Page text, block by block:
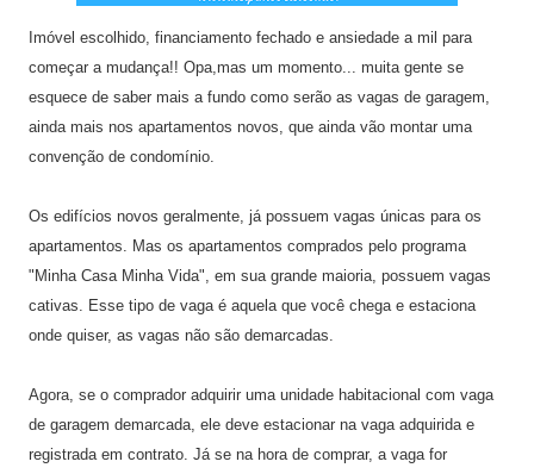
Imóvel escolhido, financiamento fechado e ansiedade a mil para
começar a mudança!! Opa,mas um momento... muita gente se
esquece de saber mais a fundo como serão as vagas de garagem,
ainda mais nos apartamentos novos, que ainda vão montar uma
convenção de condomínio.
Os edifícios novos geralmente, já possuem vagas únicas para os
apartamentos. Mas os apartamentos comprados pelo programa
"Minha Casa Minha Vida", em sua grande maioria, possuem vagas
cativas. Esse tipo de vaga é aquela que você chega e estaciona
onde quiser, as vagas não são demarcadas.
Agora, se o comprador adquirir uma unidade habitacional com vaga
de garagem demarcada, ele deve estacionar na vaga adquirida e
registrada em contrato. Já se na hora de comprar, a vaga for